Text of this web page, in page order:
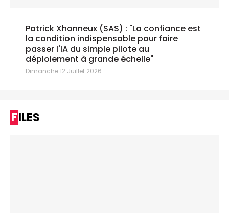
Patrick Xhonneux (SAS) : "La confiance est
la condition indispensable pour faire
passer l'IA du simple pilote au
déploiement à grande échelle"
Dimanche 12 Juillet 2026
FILES